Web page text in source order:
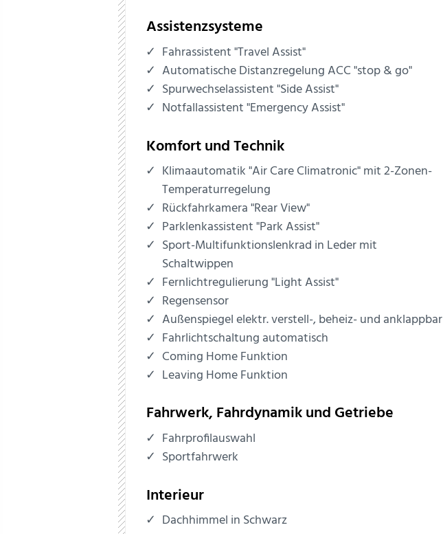
Assistenzsysteme
Fahrassistent "Travel Assist"
Automatische Distanzregelung ACC "stop & go"
Spurwechselassistent "Side Assist"
Notfallassistent "Emergency Assist"
Komfort und Technik
Klimaautomatik "Air Care Climatronic" mit 2-Zonen-
Temperaturregelung
Rückfahrkamera "Rear View"
Parklenkassistent "Park Assist"
Sport-Multifunktionslenkrad in Leder mit
Schaltwippen
Fernlichtregulierung "Light Assist"
Regensensor
Außenspiegel elektr. verstell-, beheiz- und anklappbar
Fahrlichtschaltung automatisch
Coming Home Funktion
Leaving Home Funktion
Fahrwerk, Fahrdynamik und Getriebe
Fahrprofilauswahl
Sportfahrwerk
Interieur
Dachhimmel in Schwarz